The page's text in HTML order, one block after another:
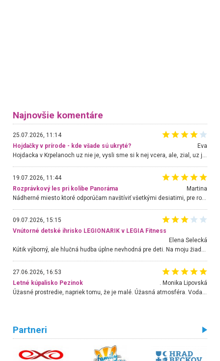
Najnovšie komentáre
25.07.2026, 11:14
Hojdačky v prírode - kde všade sú ukryté?
Eva
Hojdacka v Krpelanoch uz nie je, vysli sme si k nej vcera, ale, zial, uz je znicena. Ak sem planujete cestu len kvoli hojdacke, mozete si ju usetrit. Krasny vyhlad je tu vsak aj bez hojdacky :-)
19.07.2026, 11:44
Rozprávkový les pri kolibe Panoráma
Martina
Nádherné miesto ktoré odporúčam navštíviť všetkými desiatimi, pre rodiny s deťmi, dôchodcom... Proste a jednoducho ozaj rozprávkový les.. určite ešte prídeme. Odniesli sme si na pamiatku krásne tričká,
09.07.2026, 15:15
Vnútorné detské ihrisko LEGIONARIK v LEGIA Fitness
Elena Selecká
Kútik výborný, ale hlučná hudba úplne nevhodná pre deti. Na moju žiadosť o aspoň sušenie nereagovali.
27.06.2026, 16:53
Letné kúpalisko Pezinok
. Monika Lipovská
Úžasné prostredie, napriek tomu, že je malé. Úžasná atmosféra. Voda fantastická a nádherná. Ľudí je pomerne veľa, ale su mili a ohľaduplní. Je veľmi zaujímavé sledovať, ako dokážu spolu športovať cudzí ľudia a bez ohľadu na vek. Vládne tu pohoda. Vnuka neviem dostať z vody. Ďakujem za krásny deň . Urcite sa sem vrátim. Jediný problém je s parkovaním, ale aj ten sa mi podarilo vyriešiť. Monika Bratislava
Partneri